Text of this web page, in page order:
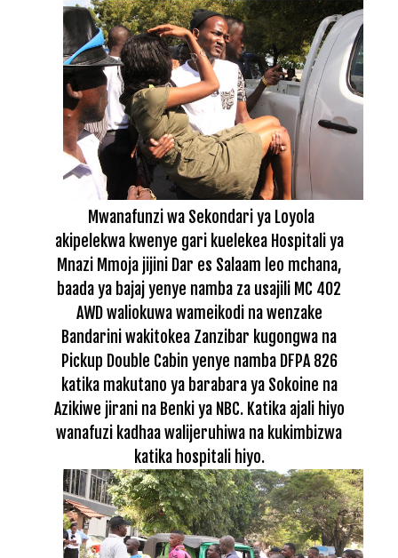
Mwanafunzi wa Sekondari ya Loyola
akipelekwa kwenye gari kuelekea Hospitali ya
Mnazi Mmoja jijini Dar es Salaam leo mchana,
baada ya bajaj yenye namba za usajili MC 402
AWD waliokuwa wameikodi na wenzake
Bandarini wakitokea Zanzibar kugongwa na
Pickup Double Cabin yenye namba DFPA 826
katika makutano ya barabara ya Sokoine na
Azikiwe jirani na Benki ya NBC. Katika ajali hiyo
wanafuzi kadhaa walijeruhiwa na kukimbizwa
katika hospitali hiyo.